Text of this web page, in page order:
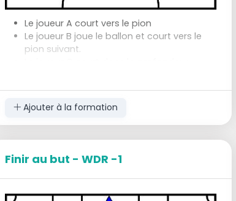
Le joueur A court vers le pion
Le joueur B joue le ballon et court vers le
pion suivant.
dans le coin
Le joueur C, qui se trouve maintenant sur la
ligne de fond, passe le ballon en travers.
Le joueur A court vers le premier poteau et
le joueur D court vers le deuxième poteau
Ajouter à la formation
Finir au but - WDR -1